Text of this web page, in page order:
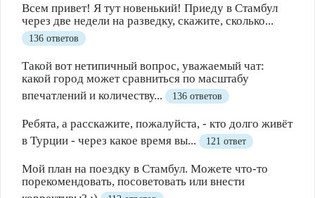
Всем привет! Я тут новенький! Приеду в Стамбул
через две недели на разведку, скажите, сколько...
136 ответов
Такой вот нетипичный вопрос, уважаемый чат:
какой город может сравниться по масштабу
впечатлений и количеству...
136 ответов
Ребята, а расскажите, пожалуйста, - кто долго живёт
в Турции - через какое время вы...
121 ответ
Мой план на поездку в Стамбул. Можете что-то
порекомендовать, посоветовать или внести